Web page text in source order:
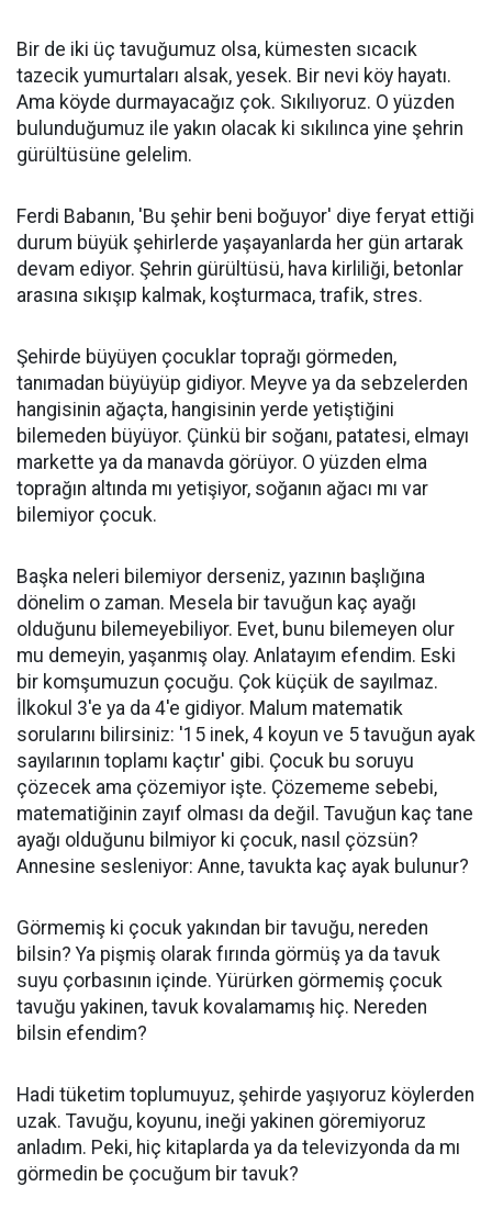
Bir de iki üç tavuğumuz olsa, kümesten sıcacık
tazecik yumurtaları alsak, yesek. Bir nevi köy hayatı.
Ama köyde durmayacağız çok. Sıkılıyoruz. O yüzden
bulunduğumuz ile yakın olacak ki sıkılınca yine şehrin
gürültüsüne gelelim.
Ferdi Babanın, 'Bu şehir beni boğuyor' diye feryat ettiği
durum büyük şehirlerde yaşayanlarda her gün artarak
devam ediyor. Şehrin gürültüsü, hava kirliliği, betonlar
arasına sıkışıp kalmak, koşturmaca, trafik, stres.
Şehirde büyüyen çocuklar toprağı görmeden,
tanımadan büyüyüp gidiyor. Meyve ya da sebzelerden
hangisinin ağaçta, hangisinin yerde yetiştiğini
bilemeden büyüyor. Çünkü bir soğanı, patatesi, elmayı
markette ya da manavda görüyor. O yüzden elma
toprağın altında mı yetişiyor, soğanın ağacı mı var
bilemiyor çocuk.
Başka neleri bilemiyor derseniz, yazının başlığına
dönelim o zaman. Mesela bir tavuğun kaç ayağı
olduğunu bilemeyebiliyor. Evet, bunu bilemeyen olur
mu demeyin, yaşanmış olay. Anlatayım efendim. Eski
bir komşumuzun çocuğu. Çok küçük de sayılmaz.
İlkokul 3'e ya da 4'e gidiyor. Malum matematik
sorularını bilirsiniz: '15 inek, 4 koyun ve 5 tavuğun ayak
sayılarının toplamı kaçtır' gibi. Çocuk bu soruyu
çözecek ama çözemiyor işte. Çözememe sebebi,
matematiğinin zayıf olması da değil. Tavuğun kaç tane
ayağı olduğunu bilmiyor ki çocuk, nasıl çözsün?
Annesine sesleniyor: Anne, tavukta kaç ayak bulunur?
Görmemiş ki çocuk yakından bir tavuğu, nereden
bilsin? Ya pişmiş olarak fırında görmüş ya da tavuk
suyu çorbasının içinde. Yürürken görmemiş çocuk
tavuğu yakinen, tavuk kovalamamış hiç. Nereden
bilsin efendim?
Hadi tüketim toplumuyuz, şehirde yaşıyoruz köylerden
uzak. Tavuğu, koyunu, ineği yakinen göremiyoruz
anladım. Peki, hiç kitaplarda ya da televizyonda da mı
görmedin be çocuğum bir tavuk?